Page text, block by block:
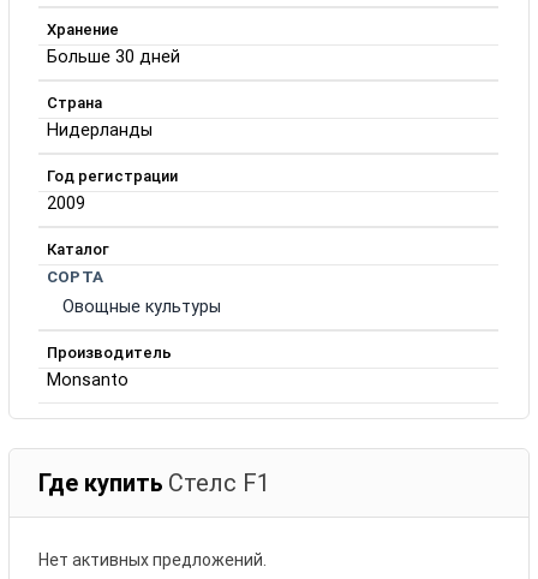
Хранение
Больше 30 дней
Страна
Нидерланды
Год регистрации
2009
Каталог
СОРТА
Овощные культуры
Производитель
Monsanto
Где купить Стелс F1
Нет активных предложений.